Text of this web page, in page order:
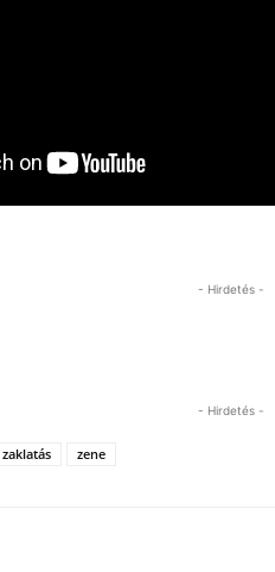
- Hirdetés -
- Hirdetés -
zaklatás zene